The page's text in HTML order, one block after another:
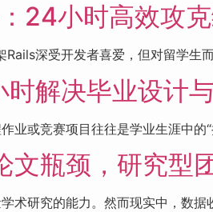
24小时高效攻克
深受开发者喜爱，但对留学生
解决毕业设计
业或竞赛项目往往是学业生涯中
文瓶颈，研究型
术研究的能力。然而现实中，数